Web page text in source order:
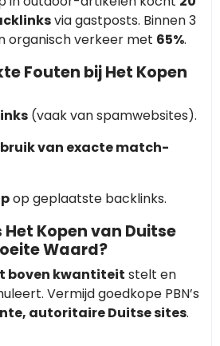
via gastposts. Binnen 3
organisch verkeer met 65%.
Fouten bij Het Kopen
(vaak van spamwebsites).
van exacte match-
op geplaatste backlinks.
Het Kopen van Duitse
Waard?
boven kwantiteit stelt en
Vermijd goedkope PBN’s
autoritaire Duitse sites.